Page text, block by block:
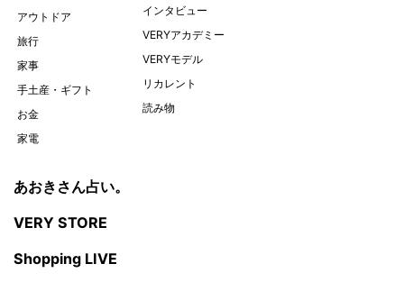
アウトドア
旅行
家事
手土産・ギフト
お金
家電
インタビュー
VERYアカデミー
VERYモデル
リカレント
読み物
あおきさん占い。
VERY STORE
Shopping LIVE